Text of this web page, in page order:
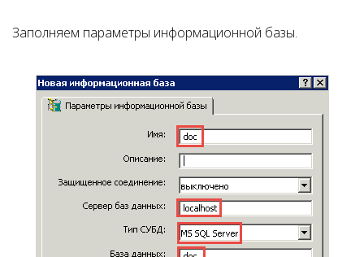
Заполняем параметры информационной базы.